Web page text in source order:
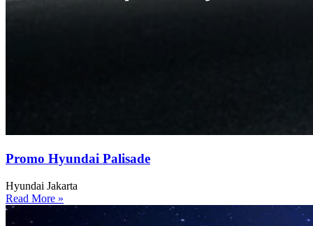
Promo Hyundai Palisade
Hyundai Jakarta
Read More »